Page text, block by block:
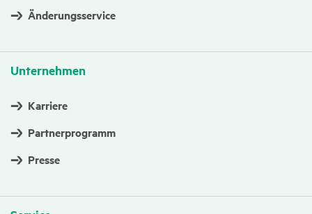
Änderungsservice
Unter­nehmen
Karriere
Partnerprogramm
Presse